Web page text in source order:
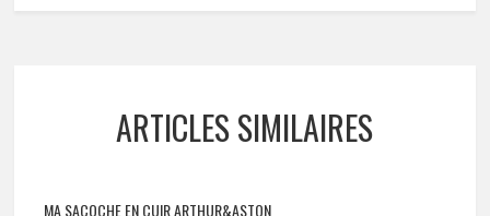
ARTICLES SIMILAIRES
MA SACOCHE EN CUIR ARTHUR&ASTON